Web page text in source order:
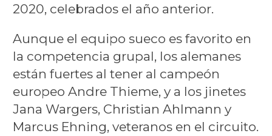
2020, celebrados el año anterior.
Aunque el equipo sueco es favorito en
la competencia grupal, los alemanes
están fuertes al tener al campeón
europeo Andre Thieme, y a los jinetes
Jana Wargers, Christian Ahlmann y
Marcus Ehning, veteranos en el circuito.